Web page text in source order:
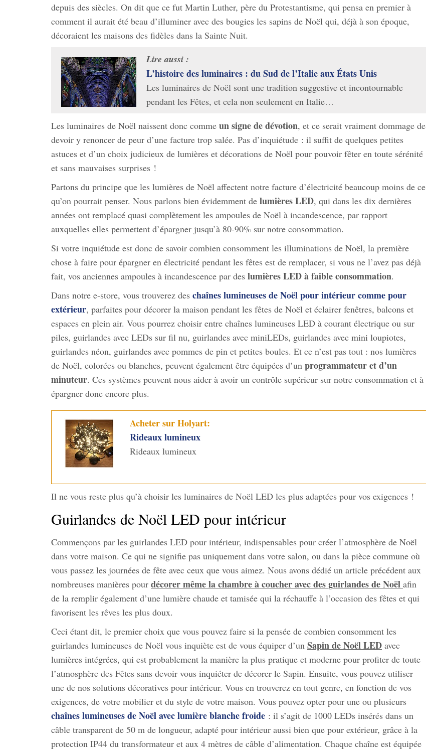
depuis des siècles. On dit que ce fut Martin Luther, père du Protestantisme, qui pensa en premier à
comment il aurait été beau d’illuminer avec des bougies les sapins de Noël qui, déjà à son époque,
décoraient les maisons des fidèles dans la Sainte Nuit.
Lire aussi :
L’histoire des luminaires : du Sud de l’Italie aux États Unis
Les luminaires de Noël sont une tradition suggestive et incontournable
pendant les Fêtes, et cela non seulement en Italie…
Les luminaires de Noël naissent donc comme un signe de dévotion, et ce serait vraiment dommage de
devoir y renoncer de peur d’une facture trop salée. Pas d’inquiétude : il suffit de quelques petites
astuces et d’un choix judicieux de lumières et décorations de Noël pour pouvoir fêter en toute sérénité
et sans mauvaises surprises !
Partons du principe que les lumières de Noël affectent notre facture d’électricité beaucoup moins de ce
qu’on pourrait penser. Nous parlons bien évidemment de lumières LED, qui dans les dix dernières
années ont remplacé quasi complètement les ampoules de Noël à incandescence, par rapport
auxquelles elles permettent d’épargner jusqu’à 80-90% sur notre consommation.
Si votre inquiétude est donc de savoir combien consomment les illuminations de Noël, la première
chose à faire pour épargner en électricité pendant les fêtes est de remplacer, si vous ne l’avez pas déjà
fait, vos anciennes ampoules à incandescence par des lumières LED à faible consommation.
Dans notre e-store, vous trouverez des chaînes lumineuses de Noël pour intérieur comme pour
extérieur, parfaites pour décorer la maison pendant les fêtes de Noël et éclairer fenêtres, balcons et
espaces en plein air. Vous pourrez choisir entre chaînes lumineuses LED à courant électrique ou sur
piles, guirlandes avec LEDs sur fil nu, guirlandes avec miniLEDs, guirlandes avec mini loupiotes,
guirlandes néon, guirlandes avec pommes de pin et petites boules. Et ce n’est pas tout : nos lumières
de Noël, colorées ou blanches, peuvent également être équipées d’un programmateur et d’un
minuteur. Ces systèmes peuvent nous aider à avoir un contrôle supérieur sur notre consommation et à
épargner donc encore plus.
Acheter sur Holyart:
Rideaux lumineux
Rideaux lumineux
Il ne vous reste plus qu’à choisir les luminaires de Noël LED les plus adaptées pour vos exigences !
Guirlandes de Noël LED pour intérieur
Commençons par les guirlandes LED pour intérieur, indispensables pour créer l’atmosphère de Noël
dans votre maison. Ce qui ne signifie pas uniquement dans votre salon, ou dans la pièce commune où
vous passez les journées de fête avec ceux que vous aimez. Nous avons dédié un article précédent aux
nombreuses manières pour décorer même la chambre à coucher avec des guirlandes de Noël afin
de la remplir également d’une lumière chaude et tamisée qui la réchauffe à l’occasion des fêtes et qui
favorisent les rêves les plus doux.
Ceci étant dit, le premier choix que vous pouvez faire si la pensée de combien consomment les
guirlandes lumineuses de Noël vous inquiète est de vous équiper d’un Sapin de Noël LED avec
lumières intégrées, qui est probablement la manière la plus pratique et moderne pour profiter de toute
l’atmosphère des Fêtes sans devoir vous inquiéter de décorer le Sapin. Ensuite, vous pouvez utiliser
une de nos solutions décoratives pour intérieur. Vous en trouverez en tout genre, en fonction de vos
exigences, de votre mobilier et du style de votre maison. Vous pouvez opter pour une ou plusieurs
chaînes lumineuses de Noël avec lumière blanche froide : il s’agit de 1000 LEDs insérés dans un
câble transparent de 50 m de longueur, adapté pour intérieur aussi bien que pour extérieur, grâce à la
protection IP44 du transformateur et aux 4 mètres de câble d’alimentation. Chaque chaîne est équipée